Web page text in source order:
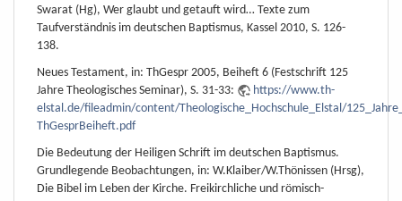
Swarat (Hg), Wer glaubt und getauft wird… Texte zum
Taufverständnis im deutschen Baptismus, Kassel 2010, S. 126-
138.
Neues Testament, in: ThGespr 2005, Beiheft 6 (Festschrift 125
Jahre Theologisches Seminar), S. 31-33:
https://www.th-
elstal.de/fileadmin/content/Theologische_Hochschule_Elstal/
ThGesprBeiheft.pdf
Die Bedeutung der Heiligen Schrift im deutschen Baptismus.
Grundlegende Beobachtungen, in: W.Klaiber/W.Thönissen (Hrsg),
Die Bibel im Leben der Kirche. Freikirchliche und römisch-